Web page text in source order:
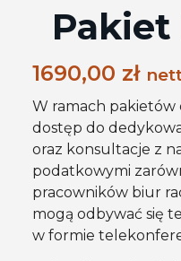
Pakiet
1690,00 zł
W ramach
dostęp do
oraz konsultacje z
podatkowymi
pracowników biur
mogą odbywać się
w formie